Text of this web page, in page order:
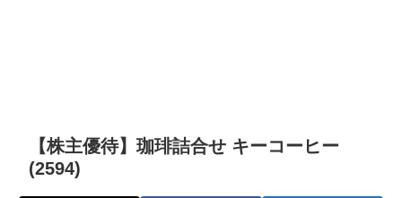
【株主優待】珈琲詰合せ キーコーヒー
(2594)